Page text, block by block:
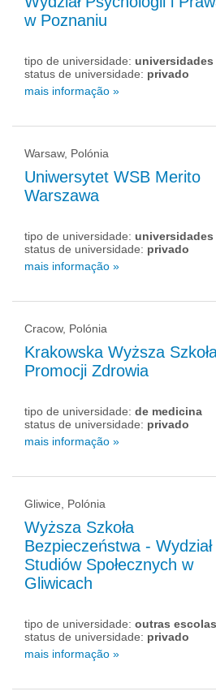
w Poznaniu
tipo de universidade: universidades
status de universidade: privado
mais informação »
Warsaw, Polónia
Uniwersytet WSB Merito
Warszawa
tipo de universidade: universidades
status de universidade: privado
mais informação »
Cracow, Polónia
Krakowska Wyższa
Promocji Zdrowia
tipo de universidade: de medicina
status de universidade: privado
mais informação »
Gliwice, Polónia
Wyższa Szkoła
Bezpieczeństwa - Wydział
Studiów Społecznych w
Gliwicach
tipo de universidade: outras
status de universidade: privado
mais informação »